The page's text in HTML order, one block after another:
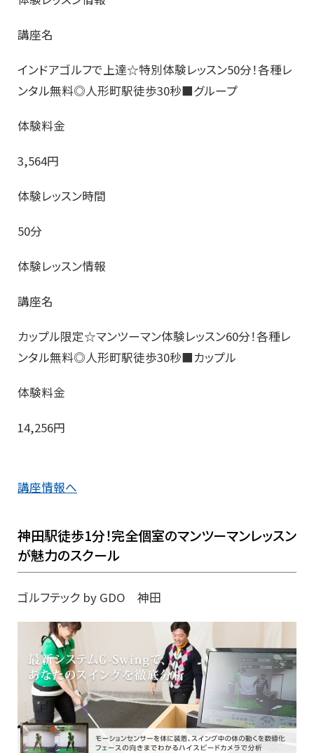
講座名
インドアゴルフで上達☆特別体験レッスン50分！各種レ
ンタル無料◎人形町駅徒歩30秒■グループ
体験料金
3,564円
体験レッスン時間
50分
体験レッスン情報
講座名
カップル限定☆マンツーマン体験レッスン60分！各種レ
ンタル無料◎人形町駅徒歩30秒■カップル
体験料金
14,256円
講座情報へ
神田駅徒歩1分！完全個室のマンツーマンレッスン
が魅力のスクール
ゴルフテック by GDO 神田